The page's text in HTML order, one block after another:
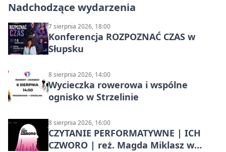
Nadchodzące wydarzenia
7 sierpnia 2026, 18:00
Konferencja ROZPOZNAĆ CZAS w
Słupsku
8 sierpnia 2026, 14:00
Wycieczka rowerowa i wspólne
ognisko w Strzelinie
8 sierpnia 2026, 16:00
CZYTANIE PERFORMATYWNE | ICH
CZWORO | reż. Magda Miklasz w